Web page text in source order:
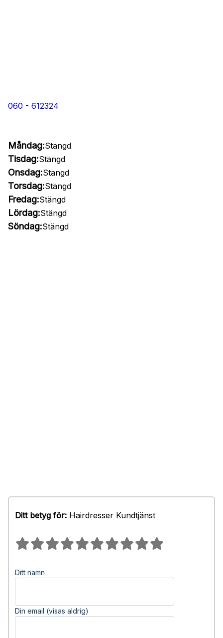
060 - 612324
Måndag:Stängd
Tisdag:Stängd
Onsdag:Stängd
Torsdag:Stängd
Fredag:Stängd
Lördag:Stängd
Söndag:Stängd
Ditt betyg för: Hairdresser Kundtjänst
Ditt namn
Din email (visas aldrig)